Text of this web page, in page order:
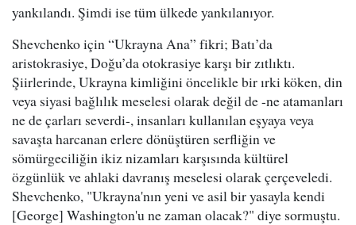
yankılandı. Şimdi ise tüm ülkede yankılanıyor.
Shevchenko için “Ukrayna Ana” fikri; Batı’da
aristokrasiye, Doğu’da otokrasiye karşı bir zıtlıktı.
Şiirlerinde, Ukrayna kimliğini öncelikle bir ırki köken, din
veya siyasi bağlılık meselesi olarak değil de -ne atamanları
ne de çarları severdi-, insanları kullanılan eşyaya veya
savaşta harcanan erlere dönüştüren serfliğin ve
sömürgeciliğin ikiz nizamları karşısında kültürel
özgünlük ve ahlaki davranış meselesi olarak çerçeveledi.
Shevchenko, "Ukrayna'nın yeni ve asil bir yasayla kendi
[George] Washington'u ne zaman olacak?" diye sormuştu.